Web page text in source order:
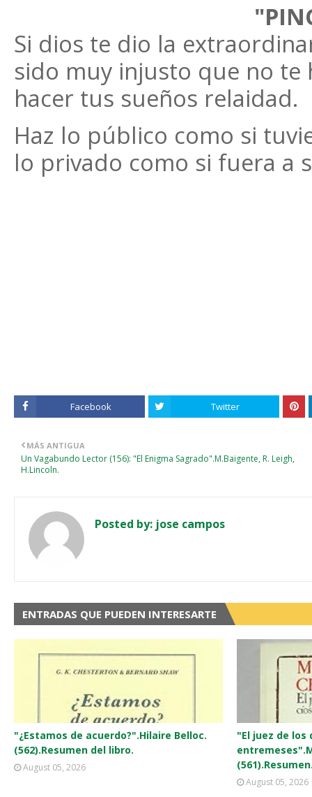
Si dios te dio la
sido muy injusto que no te
hacer tus sueños relaidad.
Haz lo público como si
lo privado como si fuera a
Facebook Twitter
MÁS ANTIGUA
Un Vagabundo Lector (156): "El Enigma Sagrado".M.Baigente, R. Leigh,
H.Lincoln.
Posted by: jose campos
ENTRADAS QUE PUEDEN INTERESARTE
"¿Estamos de acuerdo?".Hilaire Belloc.
(562).Resumen del libro.
August 05, 2026
"El juez de
August 05, 2026